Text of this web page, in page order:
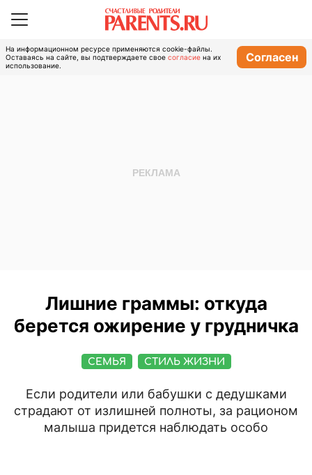
На информационном ресурсе применяются cookie-файлы.
Оставаясь на сайте, вы подтверждаете свое согласие на их
использование.
Согласен
Лишние граммы: откуда
берется ожирение у грудничка
СЕМЬЯ СТИЛЬ ЖИЗНИ
Если родители или бабушки с дедушками
страдают от излишней полноты, за рационом
малыша придется наблюдать особо